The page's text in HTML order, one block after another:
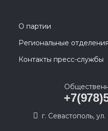
О партии
Региональные отделения
Контакты пресс-службы
г. Севастополь,